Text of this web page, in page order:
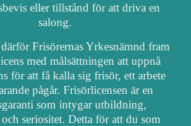
eller tillstånd för att driva en
salong.
Frisörernas Yrkesnämnd fram
med målsättningen att uppnå
för att få kalla sig frisör, ett arbete
pågår. Frisörlicensen är en
som intygar utbildning,
seriositet. Detta för att du som